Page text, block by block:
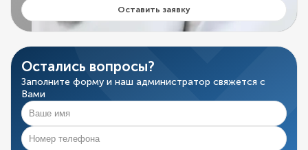
Оставить заявку
Остались вопросы?
Заполните форму и наш администратор свяжется с
Вами